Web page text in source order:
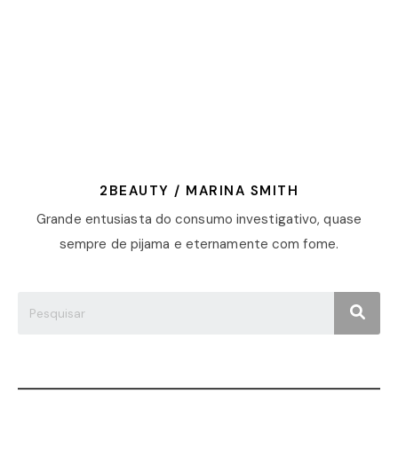
2BEAUTY / MARINA SMITH
Grande entusiasta do consumo investigativo, quase
sempre de pijama e eternamente com fome.